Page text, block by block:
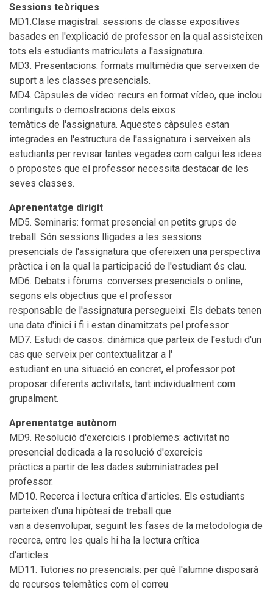
Sessions teòriques
MD1.Clase magistral: sessions de classe expositives
basades en l'explicació de professor en la qual assisteixen
tots els estudiants matriculats a l'assignatura.
MD3. Presentacions: formats multimèdia que serveixen de
suport a les classes presencials.
MD4. Càpsules de vídeo: recurs en format vídeo, que inclou
continguts o demostracions dels eixos
temàtics de l'assignatura. Aquestes càpsules estan
integrades en l'estructura de l'assignatura i serveixen als
estudiants per revisar tantes vegades com calgui les idees
o propostes que el professor necessita destacar de les
seves classes.
Aprenentatge dirigit
MD5. Seminaris: format presencial en petits grups de
treball. Són sessions lligades a les sessions
presencials de l'assignatura que ofereixen una perspectiva
pràctica i en la qual la participació de l'estudiant és clau.
MD6. Debats i fòrums: converses presencials o online,
segons els objectius que el professor
responsable de l'assignatura persegueixi. Els debats tenen
una data d'inici i fi i estan dinamitzats pel professor
MD7. Estudi de casos: dinàmica que parteix de l'estudi d'un
cas que serveix per contextualitzar a l'
estudiant en una situació en concret, el professor pot
proposar diferents activitats, tant individualment com
grupalment.
Aprenentatge autònom
MD9. Resolució d'exercicis i problemes: activitat no
presencial dedicada a la resolució d'exercicis
pràctics a partir de les dades subministrades pel
professor.
MD10. Recerca i lectura crítica d'articles. Els estudiants
parteixen d'una hipòtesi de treball que
van a desenvolupar, seguint les fases de la metodologia de
recerca, entre les quals hi ha la lectura crítica
d'articles.
MD11. Tutories no presencials: per què l'alumne disposarà
de recursos telemàtics com el correu